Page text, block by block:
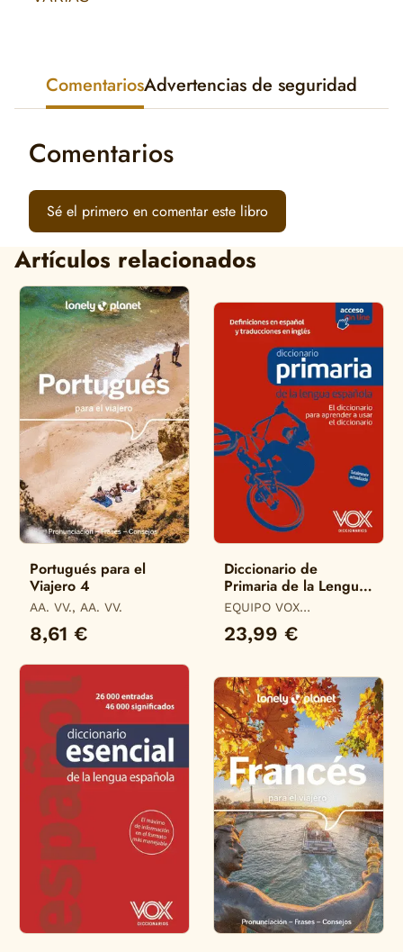
ComentariosAdvertencias de seguridad
Comentarios
Sé el primero en comentar este libro
Artículos relacionados
Portugués para el
Viajero 4
AA. VV., AA. VV.
8,61 €
Diccionario de
Primaria de la Lengua
Española
EQUIPO VOX
23,99 €